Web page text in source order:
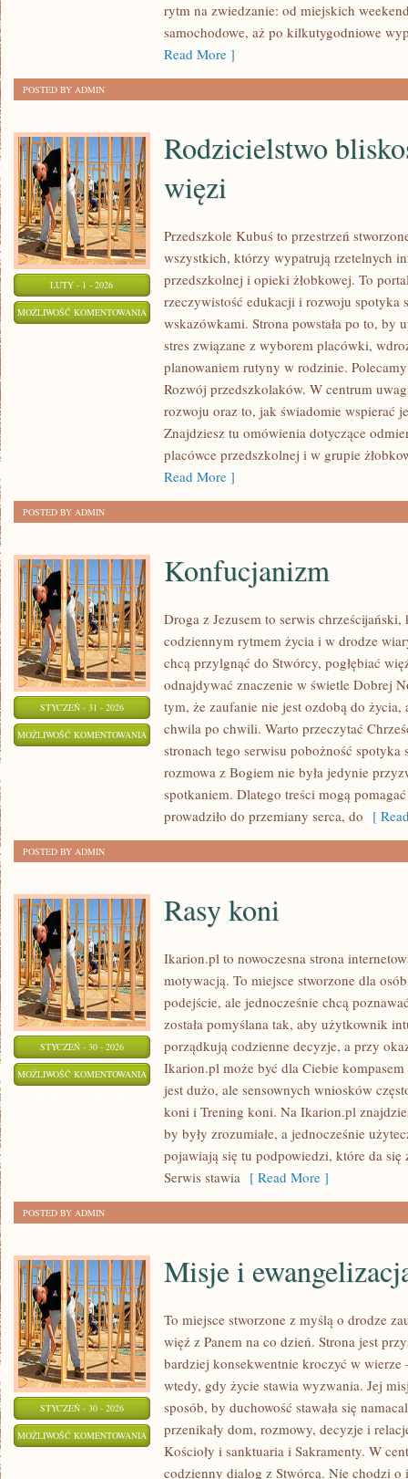
rytm na zwiedzanie: od miejskich
samochodowe, aż po kilkutygodniowe
Read More ]
POSTED BY ADMIN
LUTY - 1 - 2026
MOŻLIWOŚĆ KOMENTOWANIA RODZICIELSTWO
Rodzicielstwo
więzi
Przedszkole Kubuś to przestrzeń
wszystkich, którzy wypatrują rzetelnych
przedszkolnej i opieki żłobkowej. To
rzeczywistość edukacji i rozwoju spotyka
wskazówkami. Strona powstała po to, by
stres związane z wyborem placówki,
planowaniem rutyny w rodzinie.
Rozwój przedszkolaków. W centrum
rozwoju oraz to, jak świadomie wspierać
Znajdziesz tu omówienia dotyczące
placówce przedszkolnej i w grupie
Read More ]
POSTED BY ADMIN
STYCZEŃ - 31 - 2026
MOŻLIWOŚĆ KOMENTOWANIA KONFUCJANIZM
Konfucjanizm
Droga z Jezusem to serwis
codziennym rytmem życia i w drodze
chcą przylgnąć do Stwórcy, pogłębiać
odnajdywać znaczenie w świetle Dobrej
tym, że zaufanie nie jest ozdobą do życia,
chwila po chwili. Warto przeczytać
stronach tego serwisu pobożność
rozmowa z Bogiem nie była jedynie
spotkaniem. Dlatego treści mogą
prowadziło do przemiany serca, do [
POSTED BY ADMIN
STYCZEŃ - 30 - 2026
MOŻLIWOŚĆ KOMENTOWANIA RASY
KONI
Rasy koni
Ikarion.pl to nowoczesna strona
motywacją. To miejsce stworzone dla
podejście, ale jednocześnie chcą
została pomyślana tak, aby użytkownik
porządkują codzienne decyzje, a przy
Ikarion.pl może być dla Ciebie
jest dużo, ale sensownych wniosków
koni i Trening koni. Na Ikarion.pl
by były zrozumiałe, a jednocześnie
pojawiają się tu podpowiedzi, które da się
Serwis stawia [ Read More ]
POSTED BY ADMIN
STYCZEŃ - 30 - 2026
MOŻLIWOŚĆ KOMENTOWANIA MISJE
Misje i
To miejsce stworzone z myślą o drodze
więź z Panem na co dzień. Strona jest
bardziej konsekwentnie kroczyć w
wtedy, gdy życie stawia wyzwania. Jej
sposób, by duchowość stawała się
przenikały dom, rozmowy, decyzje i
Kościoły i sanktuaria i Sakramenty. W
codzienny dialog z Stwórcą. Nie chodzi o